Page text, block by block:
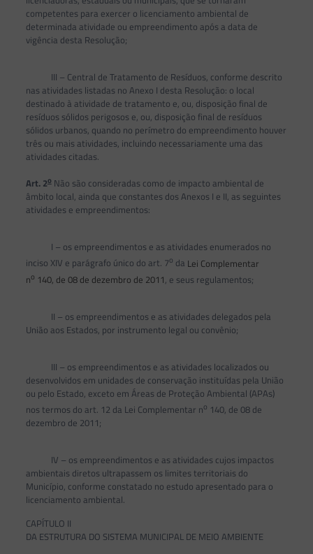
competentes para exercer o licenciamento ambiental de
determinada atividade ou empreendimento após a data de
vigência desta Resolução;
III – Central de Tratamento de Resíduos, conforme descrito
nas atividades listadas no Anexo I desta Resolução: o local
destinado à atividade de tratamento e, ou, disposição final de
resíduos sólidos perigosos e, ou, disposição final de resíduos
sólidos urbanos, quando no perímetro do empreendimento houver
três ou mais atividades, incluindo necessariamente uma das
atividades citadas.
Art. 2oNão são consideradas como de impacto ambiental de
âmbito local, ainda que constantes dos Anexos I e II, as seguintes
atividades e empreendimentos:
I – os empreendimentos e as atividades enumerados no
inciso XIV e parágrafo único do art. 7o da Lei Complementar
no 140, de 08 de dezembro de 2011, e seus regulamentos;
II – os empreendimentos e as atividades delegados pela
União aos Estados, por instrumento legal ou convênio;
III – os empreendimentos e as atividades localizados ou
desenvolvidos em unidades de conservação instituídas pela União
ou pelo Estado, exceto em Áreas de Proteção Ambiental (APAs)
nos termos do art. 12 da Lei Complementar no 140, de 08 de
dezembro de 2011;
IV – os empreendimentos e as atividades cujos impactos
ambientais diretos ultrapassem os limites territoriais do
Município, conforme constatado no estudo apresentado para o
licenciamento ambiental.
CAPÍTULO II
DA ESTRUTURA DO SISTEMA MUNICIPAL DE MEIO AMBIENTE